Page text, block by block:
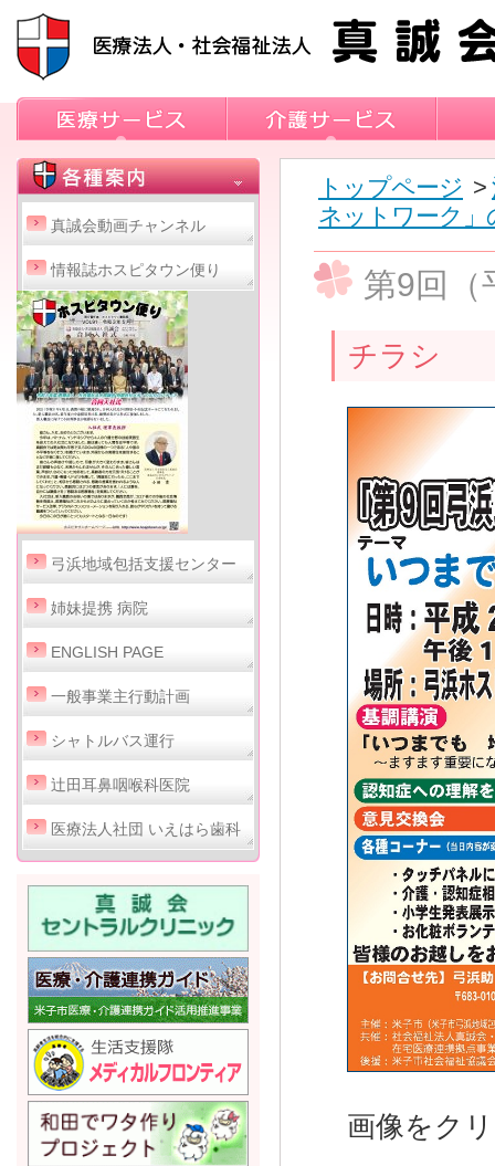
真誠会動画チャンネル
情報誌ホスピタウン便り
弓浜地域包括支援センター
姉妹提携 病院
ENGLISH PAGE
一般事業主行動計画
シャトルバス運行
辻田耳鼻咽喉科医院
医療法人社団 いえはら歯科
トップページ >
ネットワーク」
第9回（
チラシ
画像をク